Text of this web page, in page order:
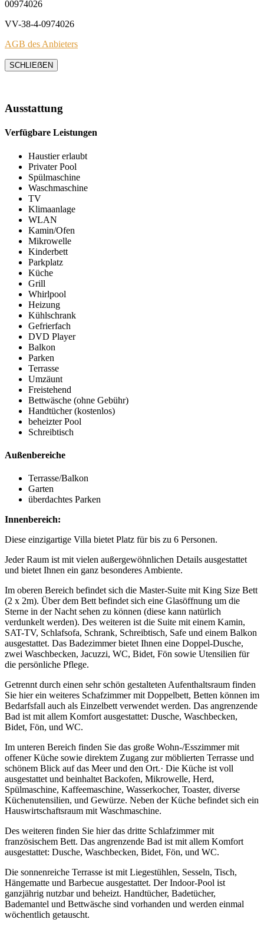
00974026
VV-38-4-0974026
AGB des Anbieters
SCHLIEẞEN
Ausstattung
Verfügbare Leistungen
Haustier erlaubt
Privater Pool
Spülmaschine
Waschmaschine
TV
Klimaanlage
WLAN
Kamin/Ofen
Mikrowelle
Kinderbett
Parkplatz
Küche
Grill
Whirlpool
Heizung
Kühlschrank
Gefrierfach
DVD Player
Balkon
Parken
Terrasse
Umzäunt
Freistehend
Bettwäsche (ohne Gebühr)
Handtücher (kostenlos)
beheizter Pool
Schreibtisch
Außenbereiche
Terrasse/Balkon
Garten
überdachtes Parken
Innenbereich:
Diese einzigartige Villa bietet Platz für bis zu 6 Personen.
Jeder Raum ist mit vielen außergewöhnlichen Details ausgestattet
und bietet Ihnen ein ganz besonderes Ambiente.
Im oberen Bereich befindet sich die Master-Suite mit King Size Bett
(2 x 2m). Über dem Bett befindet sich eine Glasöffnung um die
Sterne in der Nacht sehen zu können (diese kann natürlich
verdunkelt werden). Des weiteren ist die Suite mit einem Kamin,
SAT-TV, Schlafsofa, Schrank, Schreibtisch, Safe und einem Balkon
ausgestattet. Das Badezimmer bietet Ihnen eine Doppel-Dusche,
zwei Waschbecken, Jacuzzi, WC, Bidet, Fön sowie Utensilien für
die persönliche Pflege.
Getrennt durch einen sehr schön gestalteten Aufenthaltsraum finden
Sie hier ein weiteres Schafzimmer mit Doppelbett, Betten können im
Bedarfsfall auch als Einzelbett verwendet werden. Das angrenzende
Bad ist mit allem Komfort ausgestattet: Dusche, Waschbecken,
Bidet, Fön, und WC.
Im unteren Bereich finden Sie das große Wohn-/Esszimmer mit
offener Küche sowie direktem Zugang zur möblierten Terrasse und
schönem Blick auf das Meer und den Ort.· Die Küche ist voll
ausgestattet und beinhaltet Backofen, Mikrowelle, Herd,
Spülmaschine, Kaffeemaschine, Wasserkocher, Toaster, diverse
Küchenutensilien, und Gewürze. Neben der Küche befindet sich ein
Hauswirtschaftsraum mit Waschmaschine.
Des weiteren finden Sie hier das dritte Schlafzimmer mit
französischem Bett. Das angrenzende Bad ist mit allem Komfort
ausgestattet: Dusche, Waschbecken, Bidet, Fön, und WC.
Die sonnenreiche Terrasse ist mit Liegestühlen, Sesseln, Tisch,
Hängematte und Barbecue ausgestattet. Der Indoor-Pool ist
ganzjährig nutzbar und beheizt. Handtücher, Badetücher,
Bademantel und Bettwäsche sind vorhanden und werden einmal
wöchentlich getauscht.